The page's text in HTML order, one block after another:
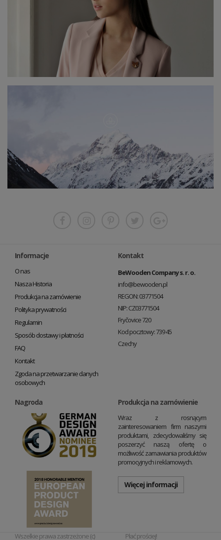
Informacje
O nas
Nasza Historia
Produkcja na zamówienie
Polityka prywatności
Regulamin
Sposób dostawy i płatności
FAQ
Kontakt
Zgoda na przetwarzanie danych
osobowych
Kontakt
BeWooden Company s. r. o.
info@bewooden.pl
REGON: 03771504
NIP: CZ03771504
Fryčovice 720
Kod pocztowy: 739 45
Czechy
Nagroda Produkcja na zamówienie
Wraz z rosnącym
zainteresowaniem firm naszymi
produktami, zdecydowaliśmy się
poszerzyć naszą ofertę o
możliwość zamawiania produktów
promocyjnych i reklamowych.
Więcej informacji
Wszelkie prawa zastrzeżone (c)
Płać prościej!